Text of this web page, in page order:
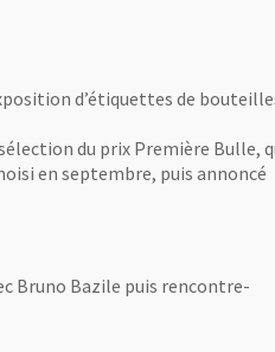
d’étiquettes de
du prix Première Bulle,
en septembre, puis annoncé
Bruno Bazile puis rencontre-